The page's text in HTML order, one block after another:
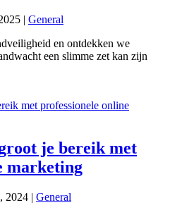
| General
en ontdekken we
een slimme zet kan zijn
je bereik met
marketing
2024 | General